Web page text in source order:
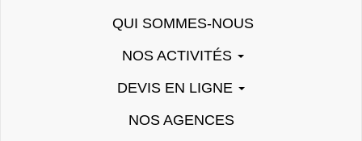
QUI SOMMES-NOUS
NOS ACTIVITÉS
DEVIS EN LIGNE
NOS AGENCES